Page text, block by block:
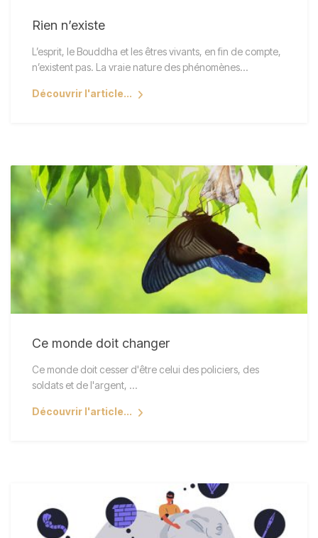
Rien n’existe
L’esprit, le Bouddha et les êtres vivants, en fin de compte,
n’existent pas. La vraie nature des phénomènes…
Découvrir l'article...
Ce monde doit changer
Ce monde doit cesser d'être celui des policiers, des
soldats et de l'argent, ...
Découvrir l'article...